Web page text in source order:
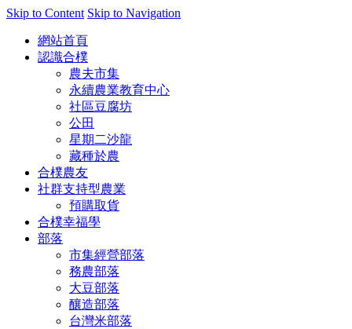
Skip to Content Skip to Navigation
網站首頁
認識合樸
農夫市集
永續農業教育中心
社區豆腐坊
公田
星期二沙龍
藏種於農
合樸農友
社群支持型農業
預購取貨
合樸幸福學
部落
市集經營部落
務農部落
大豆部落
釀造部落
台灣米部落